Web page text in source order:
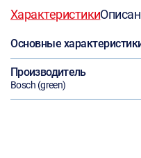
Характеристики
Основные
Производитель
Bosch (green)